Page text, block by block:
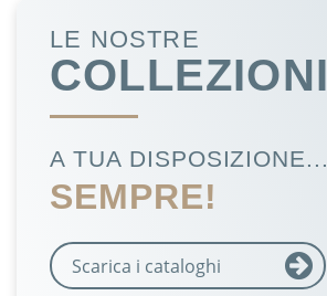
LE NOSTRE
COLLEZIONI
A TUA DISPOSIZIONE...
SEMPRE!
Scarica i cataloghi